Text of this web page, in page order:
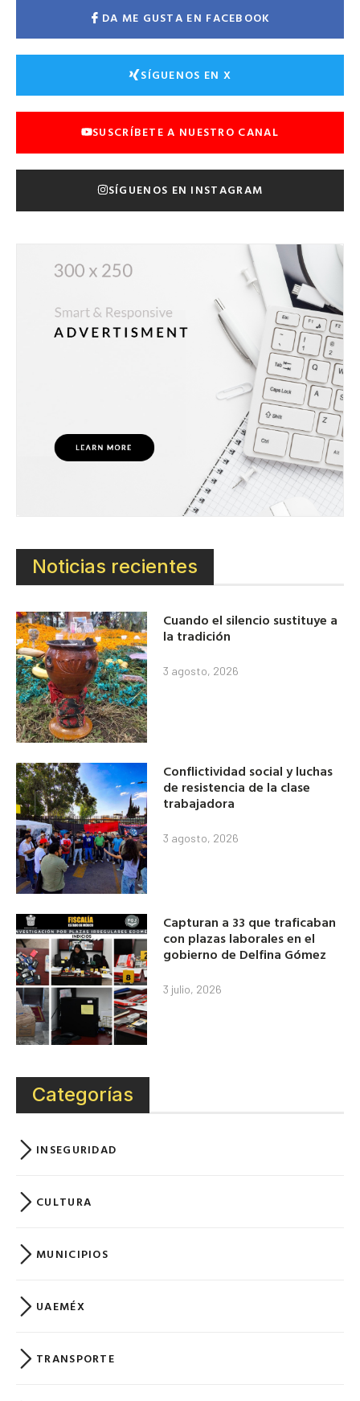
DA ME GUSTA EN FACEBOOK
SÍGUENOS EN X
SUSCRÍBETE A NUESTRO CANAL
SÍGUENOS EN INSTAGRAM
Noticias recientes
Cuando el silencio sustituye a
la tradición
3 agosto, 2026
Conflictividad social y luchas
de resistencia de la clase
trabajadora
3 agosto, 2026
Capturan a 33 que traficaban
con plazas laborales en el
gobierno de Delfina Gómez
3 julio, 2026
Categorías
INSEGURIDAD
CULTURA
MUNICIPIOS
UAEMÉX
TRANSPORTE